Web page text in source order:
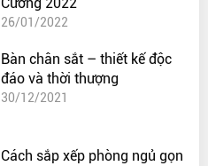
26/01/2022
Bàn chân sắt – thiết kế độc
đáo và thời thượng
30/12/2021
Cách sắp xếp phòng ngủ gọn